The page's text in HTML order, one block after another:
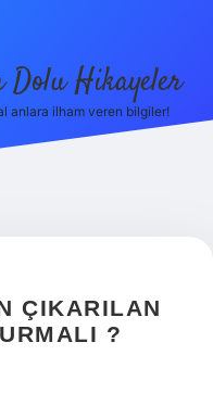
Dolu Hikayeler
anlara ilham veren bilgiler!
ÇIKARILAN
?